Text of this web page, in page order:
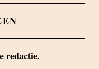
redactie.